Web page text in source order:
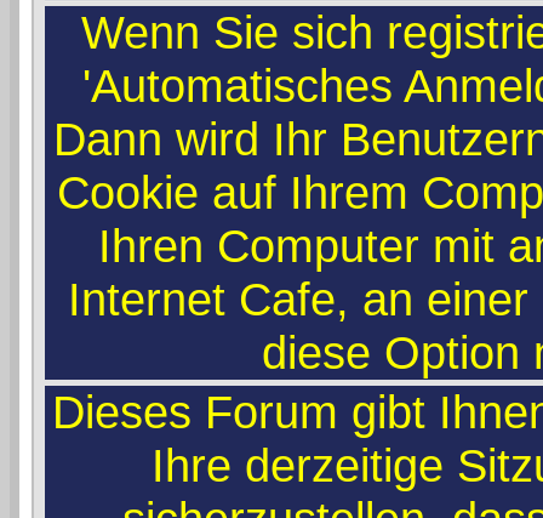
Wenn Sie sich
'Automatisches
Dann wird Ihr
Cookie auf Ihrem
Ihren Computer mit
Internet Cafe, an
diese Option
Dieses Forum gibt
Ihre derzeitige